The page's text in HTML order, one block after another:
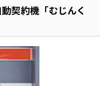
契約機「むじんく